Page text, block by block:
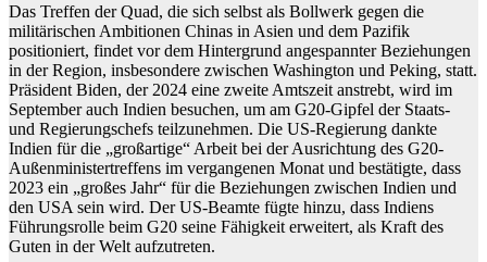
Das Treffen der Quad, die sich selbst als Bollwerk gegen die
militärischen Ambitionen Chinas in Asien und dem Pazifik
positioniert, findet vor dem Hintergrund angespannter Beziehungen
in der Region, insbesondere zwischen Washington und Peking, statt.
Präsident Biden, der 2024 eine zweite Amtszeit anstrebt, wird im
September auch Indien besuchen, um am G20-Gipfel der Staats-
und Regierungschefs teilzunehmen. Die US-Regierung dankte
Indien für die „großartige“ Arbeit bei der Ausrichtung des G20-
Außenministertreffens im vergangenen Monat und bestätigte, dass
2023 ein „großes Jahr“ für die Beziehungen zwischen Indien und
den USA sein wird. Der US-Beamte fügte hinzu, dass Indiens
Führungsrolle beim G20 seine Fähigkeit erweitert, als Kraft des
Guten in der Welt aufzutreten.